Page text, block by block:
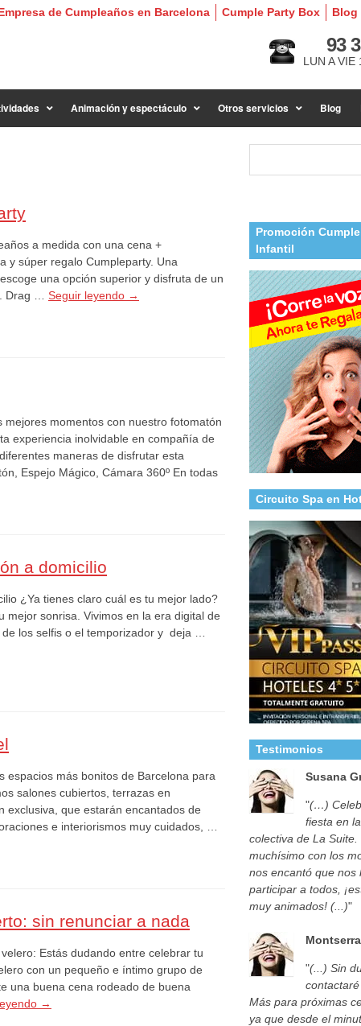
Blog
Cumple Party Box
de Cumpleaños en Barcelona
93
LUN A VIE
Animación y espectáculo Otros servicios Blog
a medida con una cena +
y súper regalo Cumpleparty. Una
una opción superior y disfruta de un
Drag … Seguir leyendo →
mejores momentos con nuestro fotomatón
experiencia inolvidable en compañía de
maneras de disfrutar esta
Espejo Mágico, Cámara 360º En todas
a domicilio
¿Ya tienes claro cuál es tu mejor lado?
mejor sonrisa. Vivimos en la era digital de
los selfis o el temporizador y deja …
espacios más bonitos de Barcelona para
salones cubiertos, terrazas en
exclusiva, que estarán encantados de
e interiorismos muy cuidados, …
sin renunciar a nada
Estás dudando entre celebrar tu
con un pequeño e íntimo grupo de
una buena cena rodeado de buena
→
Promoción
Infantil
Circuito Spa en
Testimonios
Susana
"(…)
fiesta en
colectiva de La
muchísimo con los
nos encantó que nos
participar a todos,
muy animados! (...)"
"(...) Sin
Más para próximas
ya que desde el